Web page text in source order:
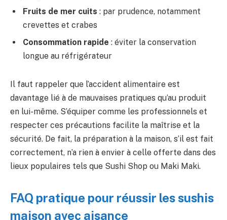
Fruits de mer cuits : par prudence, notamment
crevettes et crabes
Consommation rapide : éviter la conservation
longue au réfrigérateur
Il faut rappeler que l’accident alimentaire est
davantage lié à de mauvaises pratiques qu’au produit
en lui-même. S’équiper comme les professionnels et
respecter ces précautions facilite la maîtrise et la
sécurité. De fait, la préparation à la maison, s’il est fait
correctement, n’a rien à envier à celle offerte dans des
lieux populaires tels que Sushi Shop ou Maki Maki.
FAQ pratique pour réussir les sushis
maison avec aisance